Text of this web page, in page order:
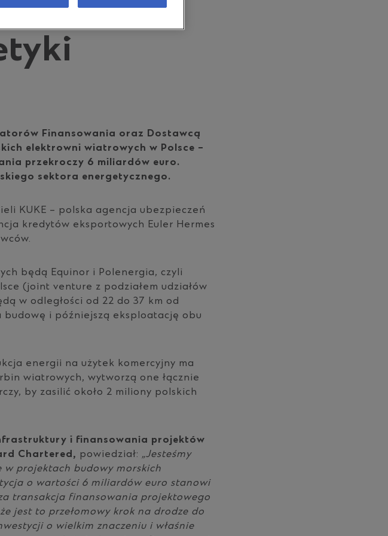
Finansowania oraz Dostawcą
elektrowni wiatrowych w Polsce –
przekroczy 6 miliardów euro.
sektora energetycznego.
KUKE – polska agencja ubezpieczeń
kredytów eksportowych Euler Hermes
będą Equinor i Polenergia, czyli
(joint venture z podziałem udziałów
w odległości od 22 do 37 km od
i późniejszą eksploatację obu
energii na użytek komercyjny ma
wiatrowych, wytworzą one łącznie
by zasilić około 2 miliony polskich
i finansowania projektów
Chartered, powiedział: „Jesteśmy
w projektach budowy morskich
o wartości 6 miliardów euro stanowi
transakcja finansowania projektowego
jest to przełomowy krok na drodze do
o wielkim znaczeniu i właśnie